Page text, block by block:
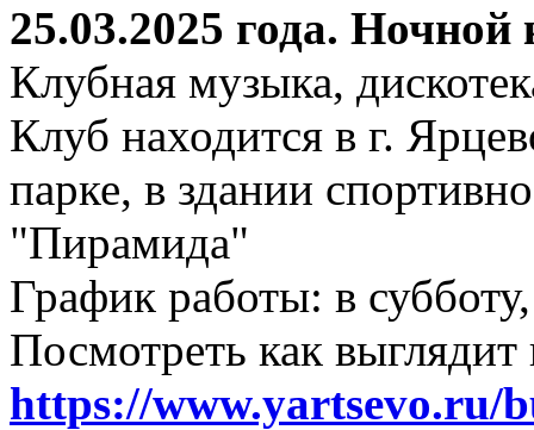
25.03.2025 года.
Клубная музыка,
Клуб находится в г.
парке, в здании
"Пирамида"
График работы: в
Посмотреть как
https://www.yartsevo.ru/